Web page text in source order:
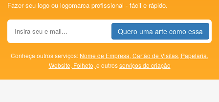
Fazer seu logo ou logomarca profissional - fácil e rápido.
Quero uma arte como essa
Conheça outros serviços: Nome de Empresa, Cartão de Visitas, Papelaria,
Website, Folheto, e outrosserviços de criação